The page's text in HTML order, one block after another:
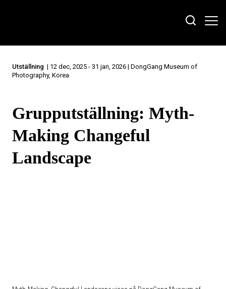
Utställning | 12 dec, 2025 - 31 jan, 2026 | DongGang Museum of
Photography, Korea
Grupputställning: Myth-
Making Changeful
Landscape